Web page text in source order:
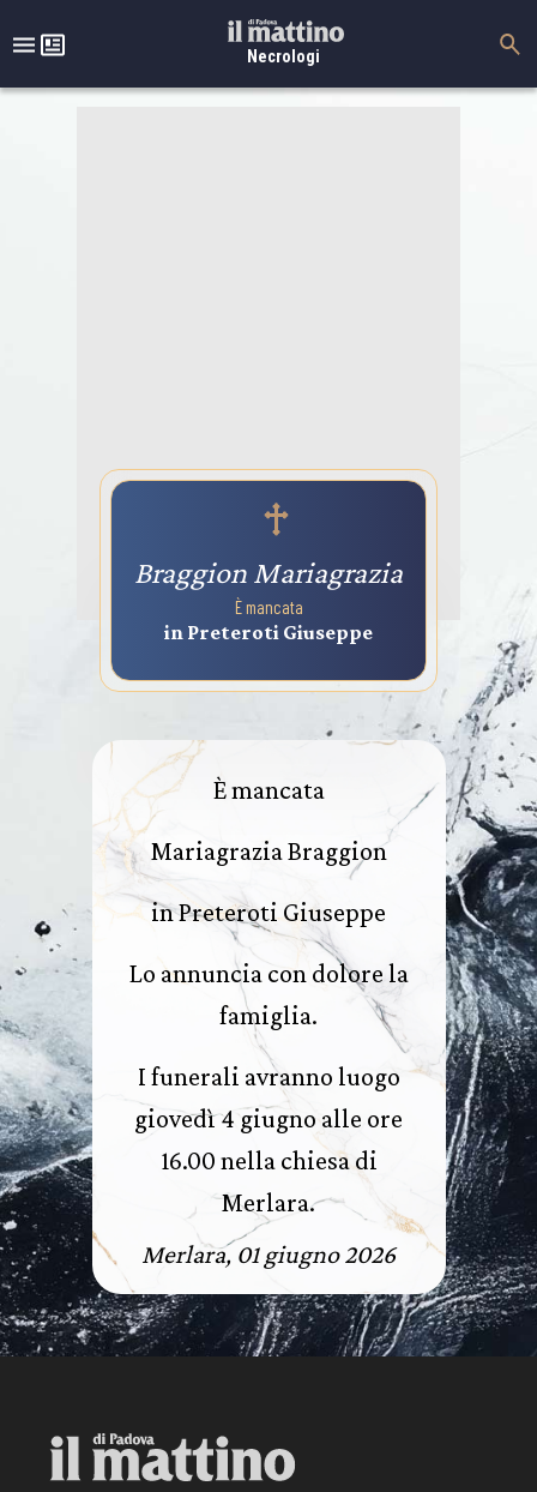
Necrologi
Braggion Mariagrazia
È mancata
in Preteroti Giuseppe
È mancata
Mariagrazia Braggion
in Preteroti Giuseppe
Lo annuncia con dolore la
famiglia.
I funerali avranno luogo
giovedì 4 giugno alle ore
16.00 nella chiesa di
Merlara.
Merlara, 01 giugno 2026